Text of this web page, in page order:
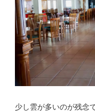
少し雲が多いのが残念